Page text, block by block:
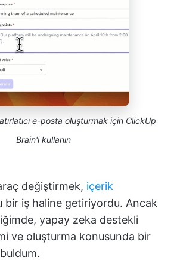
e-posta oluşturmak için ClickUp
Brain'i kullanın
değiştirmek, içerik
bir iş haline getiriyordu. Ancak
yapay zeka destekli
ve oluşturma konusunda bir